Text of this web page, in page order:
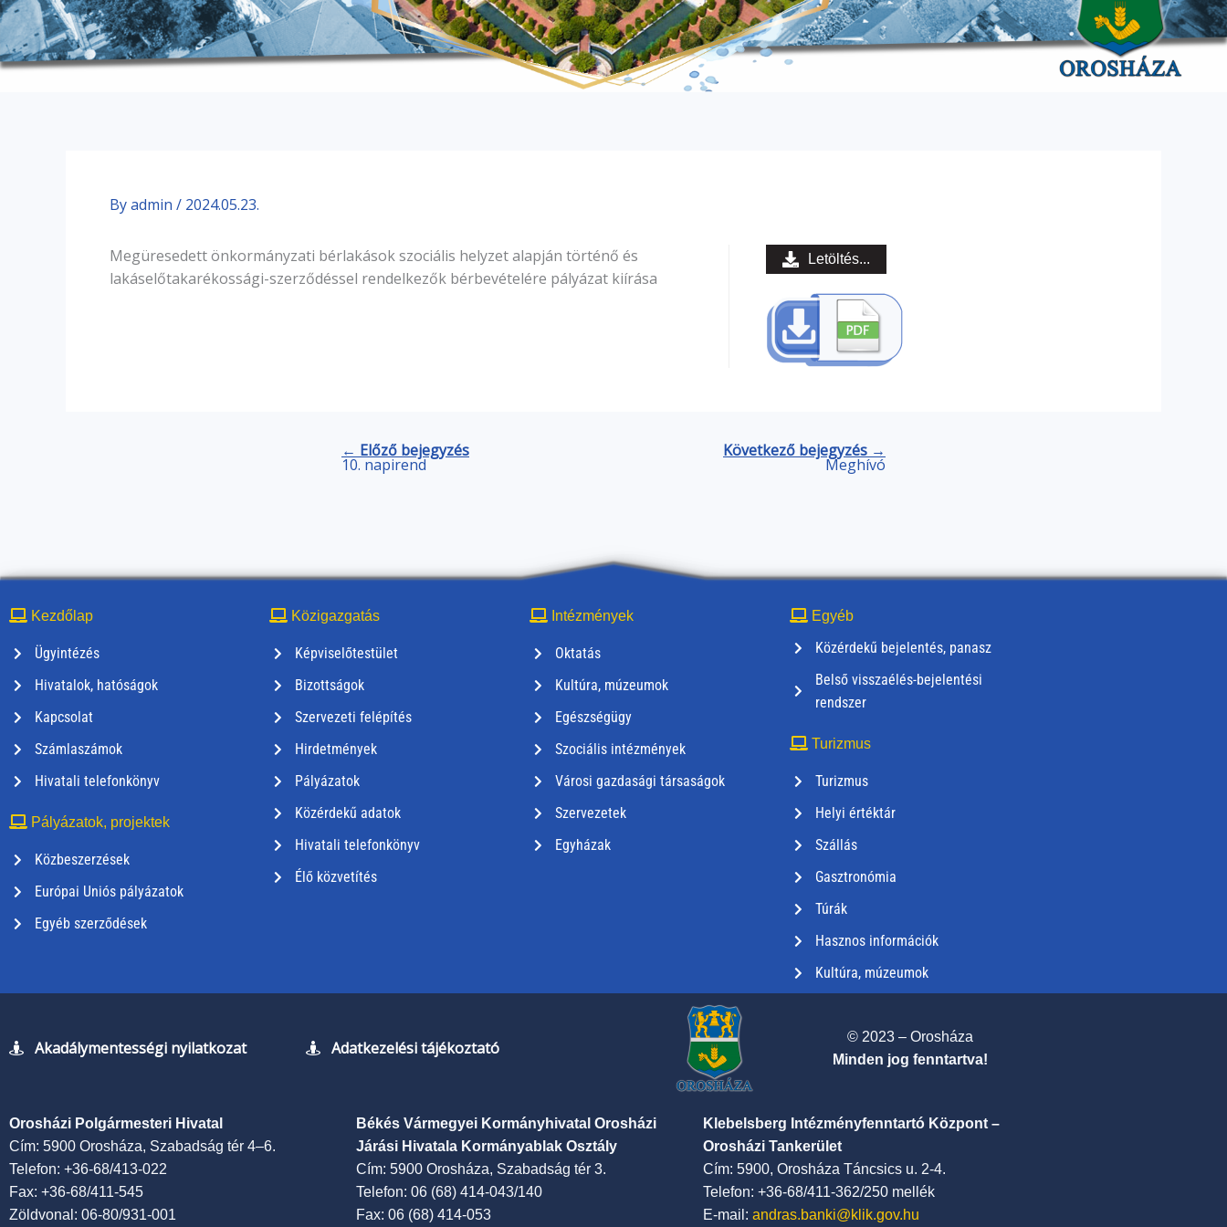
Byadmin / 2024.05.23.
Megüresedett önkormányzati bérlakások szociális helyzet alapján történő és
lakáselőtakarékossági-szerződéssel rendelkezők bérbevételére pályázat kiírása
Letöltés...
← Előző bejegyzés
10. napirend
Következő bejegyzés →
Meghívó
Kezdőlap
Ügyintézés
Hivatalok, hatóságok
Kapcsolat
Számlaszámok
Hivatali telefonkönyv
Pályázatok, projektek
Közbeszerzések
Európai Uniós pályázatok
Egyéb szerződések
Közigazgatás
Képviselőtestület
Bizottságok
Szervezeti felépítés
Hirdetmények
Pályázatok
Közérdekű adatok
Hivatali telefonkönyv
Élő közvetítés
Intézmények
Oktatás
Kultúra, múzeumok
Egészségügy
Szociális intézmények
Városi gazdasági társaságok
Szervezetek
Egyházak
Egyéb
Közérdekű bejelentés, panasz
Belső visszaélés-bejelentési
rendszer
Turizmus
Turizmus
Helyi értéktár
Szállás
Gasztronómia
Túrák
Hasznos információk
Kultúra, múzeumok
Akadálymentességi nyilatkozat Adatkezelési tájékoztató
© 2023 – Orosháza
Minden jog fenntartva!
Orosházi Polgármesteri Hivatal
Cím: 5900 Orosháza, Szabadság tér 4–6.
Telefon: +36-68/413-022
Fax: +36-68/411-545
Zöldvonal: 06-80/931-001
Békés Vármegyei Kormányhivatal Orosházi
Járási Hivatala Kormányablak Osztály
Cím: 5900 Orosháza, Szabadság tér 3.
Telefon: 06 (68) 414-043/140
Fax: 06 (68) 414-053
Klebelsberg Intézményfenntartó Központ –
Orosházi Tankerület
Cím: 5900, Orosháza Táncsics u. 2-4.
Telefon: +36-68/411-362/250 mellék
E-mail: andras.banki@klik.gov.hu